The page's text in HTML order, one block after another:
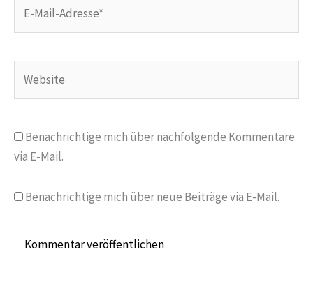
Mail-
Benachrichtige mich über nachfolgende Kommentare
via E-Mail.
Benachrichtige mich über neue Beiträge via E-Mail.